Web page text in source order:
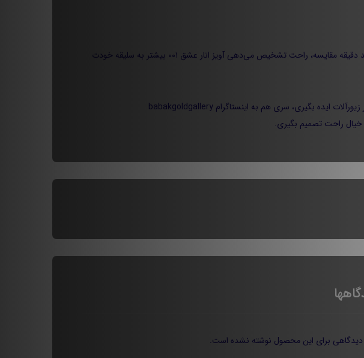
بشوی و در بخش آویز و گردنبند، مدل‌های مرتبط با انار، قلب و طرح‌های مناسبتی را کنار هم بررسی کنی. با چند دقیقه مقایسه، راحت تشخیص می‌دهی آویز انار عشق ۰۰۱ بیشتر به سلیقه‌ خودت
ایده بگیری، سری هم به اینستاگرام babakgoldgallery
خیال راحت تصمیم بگیری.
برای این محصول نوشته نشده است.